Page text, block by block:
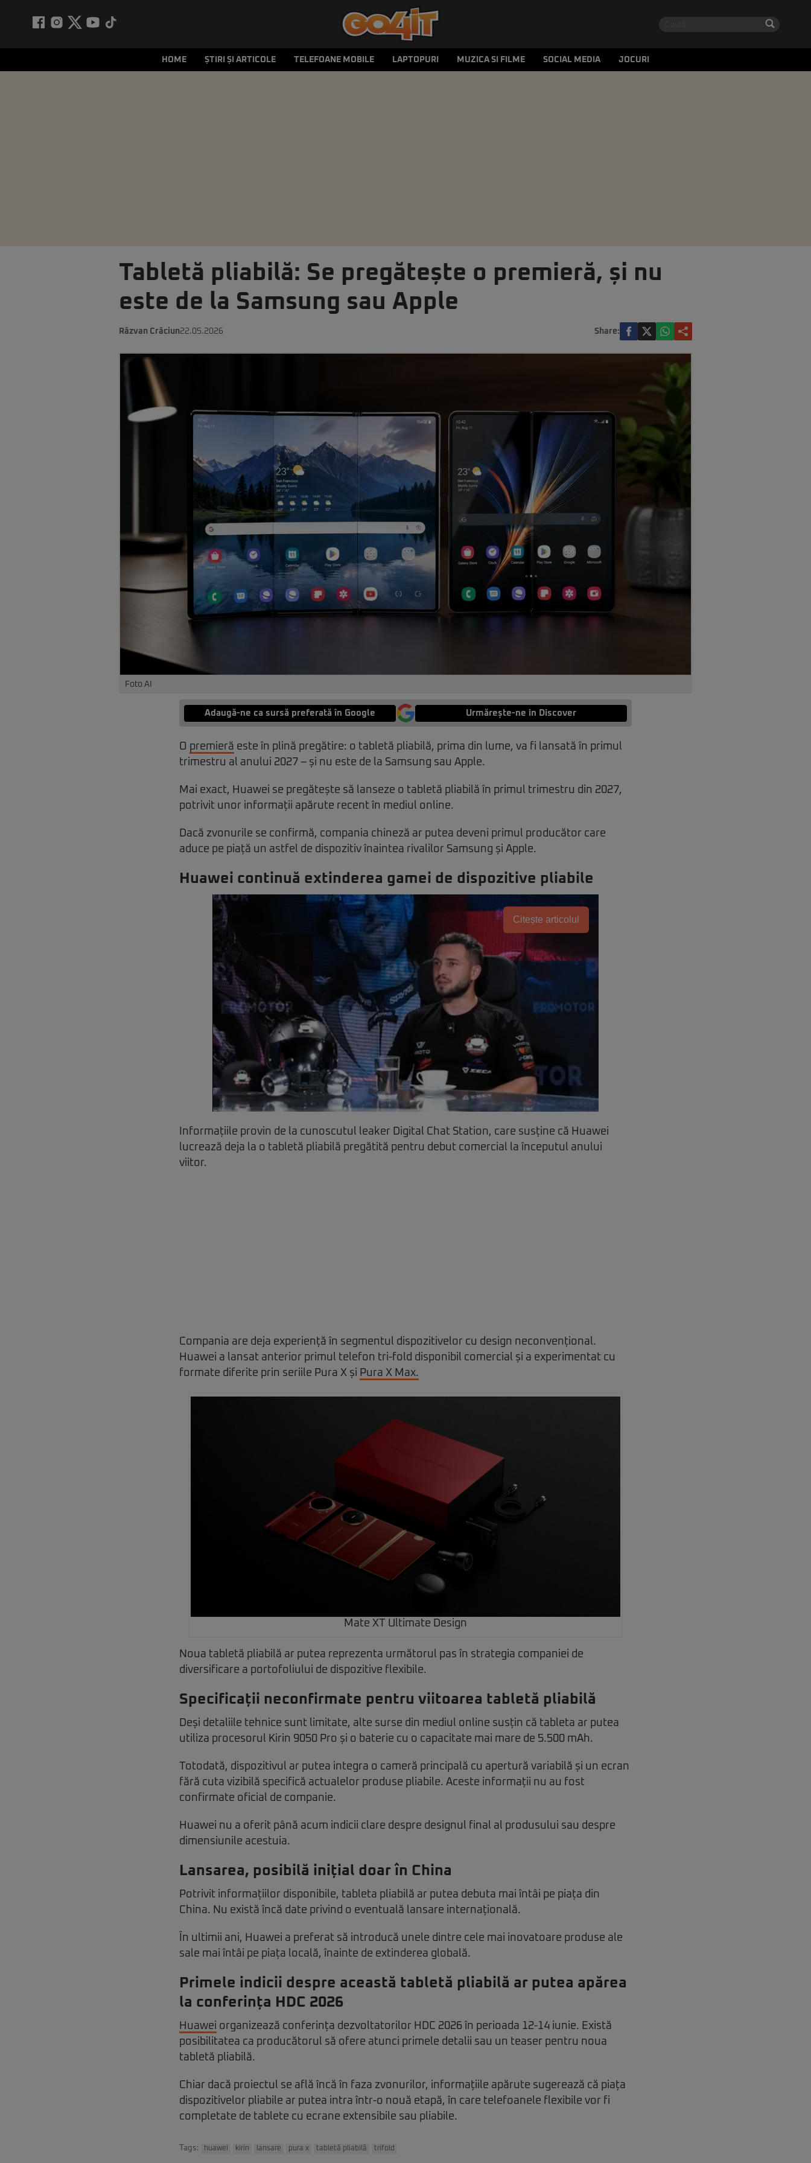
HOME ȘTIRI ȘI ARTICOLE TELEFOANE MOBILE LAPTOPURI MUZICA SI FILME SOCIAL MEDIA JOCURI
Tabletă pliabilă: Se pregătește o premieră, și nu
este de la Samsung sau Apple
Răzvan Crăciun22.05.2026 Share:
Foto AI
Adaugă-ne ca sursă preferată în Google Urmărește-ne in Discover
O premieră este în plină pregătire: o tabletă pliabilă, prima din lume, va fi lansată în primul
trimestru al anului 2027 – și nu este de la Samsung sau Apple.
Mai exact, Huawei se pregătește să lanseze o tabletă pliabilă în primul trimestru din 2027,
potrivit unor informații apărute recent în mediul online.
Dacă zvonurile se confirmă, compania chineză ar putea deveni primul producător care
aduce pe piață un astfel de dispozitiv înaintea rivalilor Samsung și Apple.
Huawei continuă extinderea gamei de dispozitive pliabile
Citește articolul
Informațiile provin de la cunoscutul leaker Digital Chat Station, care susține că Huawei
lucrează deja la o tabletă pliabilă pregătită pentru debut comercial la începutul anului
viitor.
Compania are deja experiență în segmentul dispozitivelor cu design neconvențional.
Huawei a lansat anterior primul telefon tri-fold disponibil comercial și a experimentat cu
formate diferite prin seriile Pura X și Pura X Max.
Mate XT Ultimate Design
Noua tabletă pliabilă ar putea reprezenta următorul pas în strategia companiei de
diversificare a portofoliului de dispozitive flexibile.
Specificații neconfirmate pentru viitoarea tabletă pliabilă
Deși detaliile tehnice sunt limitate, alte surse din mediul online susțin că tableta ar putea
utiliza procesorul Kirin 9050 Pro și o baterie cu o capacitate mai mare de 5.500 mAh.
Totodată, dispozitivul ar putea integra o cameră principală cu apertură variabilă și un ecran
fără cuta vizibilă specifică actualelor produse pliabile. Aceste informații nu au fost
confirmate oficial de companie.
Huawei nu a oferit până acum indicii clare despre designul final al produsului sau despre
dimensiunile acestuia.
Lansarea, posibilă inițial doar în China
Potrivit informațiilor disponibile, tableta pliabilă ar putea debuta mai întâi pe piața din
China. Nu există încă date privind o eventuală lansare internațională.
În ultimii ani, Huawei a preferat să introducă unele dintre cele mai inovatoare produse ale
sale mai întâi pe piața locală, înainte de extinderea globală.
Primele indicii despre această tabletă pliabilă ar putea apărea
la conferința HDC 2026
Huawei organizează conferința dezvoltatorilor HDC 2026 în perioada 12-14 iunie. Există
posibilitatea ca producătorul să ofere atunci primele detalii sau un teaser pentru noua
tabletă pliabilă.
Chiar dacă proiectul se află încă în faza zvonurilor, informațiile apărute sugerează că piața
dispozitivelor pliabile ar putea intra într-o nouă etapă, în care telefoanele flexibile vor fi
completate de tablete cu ecrane extensibile sau pliabile.
Tags: huawei kirin lansare pura x tabletă pliabilă trifold